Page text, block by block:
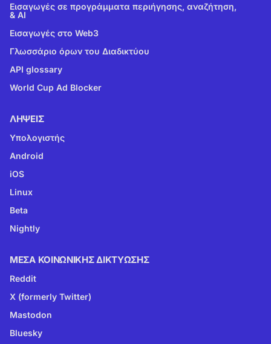
Εισαγωγές σε προγράμματα περιήγησης, αναζήτηση,
& AI
Εισαγωγές στο Web3
Γλωσσάριο όρων του Διαδικτύου
API glossary
World Cup Ad Blocker
ΛΉΨΕΙΣ
Υπολογιστής
Android
iOS
Linux
Beta
Nightly
ΜΈΣΑ ΚΟΙΝΩΝΙΚΉΣ ΔΙΚΤΎΩΣΗΣ
Reddit
X (formerly Twitter)
Mastodon
Bluesky